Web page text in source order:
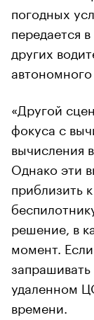
погодных
передается
других
«Другой
фокуса с
вычисления
Однако эти
приблизить
решение, в
момент.
удаленном
времени.